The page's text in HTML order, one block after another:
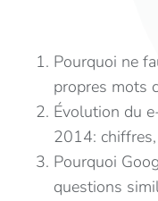
Pourquoi ne
propres mots
Évolution du
2014:
Pourquoi
questions